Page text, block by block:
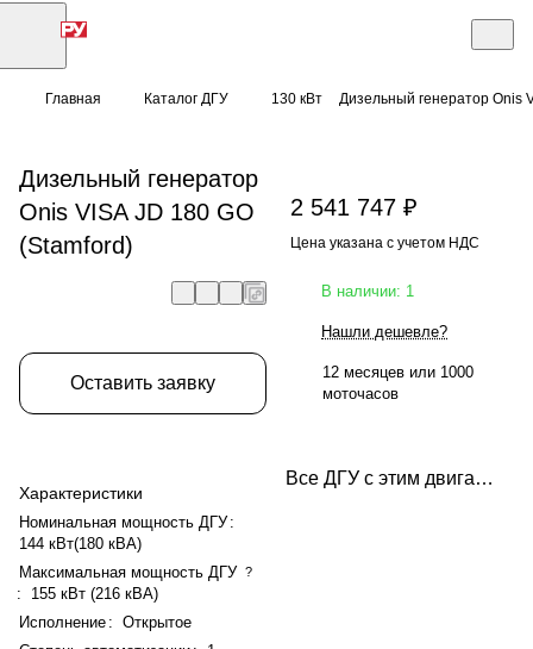
Главная Каталог ДГУ 130 кВт Дизельный генератор Onis
Дизельный генератор
Onis VISA JD 180 GO
(Stamford)
Оставить заявку
Характеристики
Номинальная мощность ДГУ :
144 кВт(180 кВА)
Максимальная мощность ДГУ ?
:
155 кВт (216 кВА)
Исполнение : Открытое
2 541 747 ₽
Цена указана с учетом НДС
В наличии: 1
Нашли дешевле?
12 месяцев или 1000
моточасов
Все ДГУ с этим двигателем